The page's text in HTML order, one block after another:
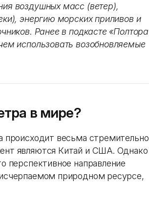
воздушных масс (ветер),
энергию морских приливов и
Ранее в подкасте «Полтора
использовать возобновляемые
в мире?
происходит весьма стремительно
являются Китай и США. Однако
перспективное направление
природном ресурсе,